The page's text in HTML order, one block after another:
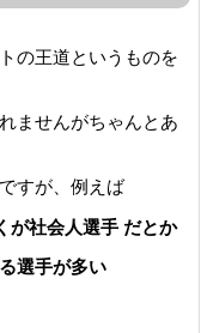
の王道というものを
ませんがちゃんとあ
すが、例えば
が社会人選手 だとか
選手が多い